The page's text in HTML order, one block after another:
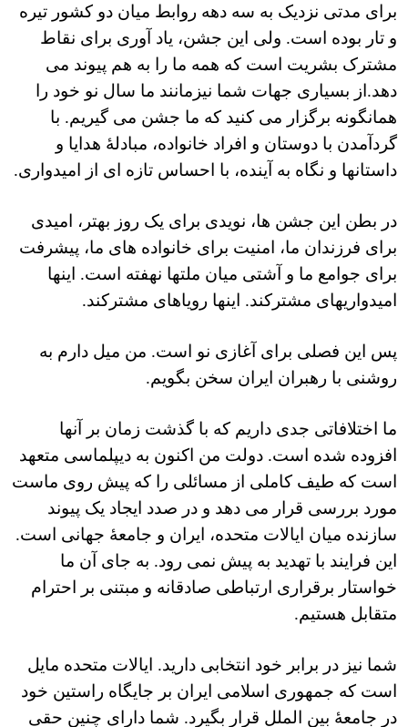
اسرائیل در جنگ
نرگس محمدی برنده جایزه نوبل صلح
همایش محافظه‌کاران آمریکا «سی‌پک»
صفحه‌های ویژه
سفر پرزیدنت ترامپ به چین
برای مدتی نزدیک به سه دهه روابط میان دو کشور تیره
و تار بوده است. ولی این جشن، یاد آوری برای نقاط
مشترک بشریت است که همه ما را به هم پیوند می
دهد.از بسیاری جهات شما نیزمانند ما سال نو خود را
همانگونه برگزار می کنید که ما جشن می گیریم. با
گردآمدن با دوستان و افراد خانواده، مبادلۀ هدایا و
داستانها و نگاه به آینده، با احساس تازه ای از امیدواری.
در بطن این جشن ها، نویدی برای یک روز بهتر، امیدی
برای فرزندان ما، امنیت برای خانواده های ما، پیشرفت
برای جوامع ما و آشتی میان ملتها نهفته است. اینها
امیدواریهای مشترکند. اینها رویاهای مشترکند.
پس این فصلی برای آغازی نو است. من میل دارم به
روشنی با رهبران ایران سخن بگویم.
ما اختلافاتی جدی داریم که با گذشت زمان بر آنها
افزوده شده است. دولت من اکنون به دیپلماسی متعهد
است که طیف کاملی از مسائلی را که پیش روی ماست
مورد بررسی قرار می دهد و در صدد ایجاد یک پیوند
سازنده میان ایالات متحده، ایران و جامعۀ جهانی است.
این فرایند با تهدید به پیش نمی رود. به جای آن ما
خواستار برقراری ارتباطی صادقانه و مبتنی بر احترام
متقابل هستیم.
شما نیز در برابر خود انتخابی دارید. ایالات متحده مایل
است که جمهوری اسلامی ایران بر جایگاه راستین خود
در جامعۀ بین الملل قرار بگیرد. شما دارای چنین حقی